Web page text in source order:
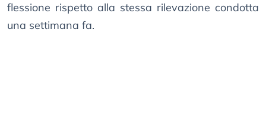
flessione rispetto alla stessa rilevazione condotta
una settimana fa.